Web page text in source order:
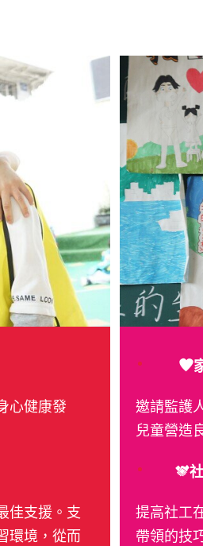
心健康發
佳支援。支
環境，從而
邀請監護
兒童營造
提高社工
帶領的技